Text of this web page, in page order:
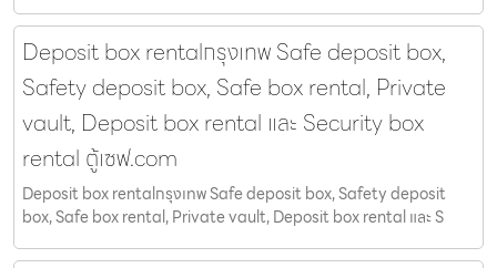
Deposit box rentalกรุงเทพ Safe deposit box,
Safety deposit box, Safe box rental, Private
vault, Deposit box rental และ Security box
rental ตู้เซฟ.com
Deposit box rentalกรุงเทพ Safe deposit box, Safety deposit
box, Safe box rental, Private vault, Deposit box rental และ S